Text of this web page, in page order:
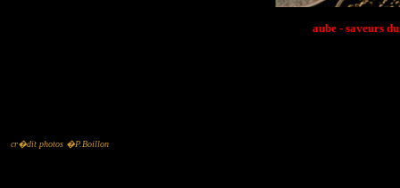
aube - saveurs
cr�dit photos �P.Boillon